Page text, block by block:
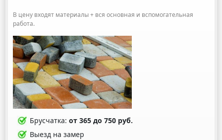
В цену входят материалы + вся основная и вспомогательная
работа.
Брусчатка:от 365 до 750 руб.
Выезд на замер